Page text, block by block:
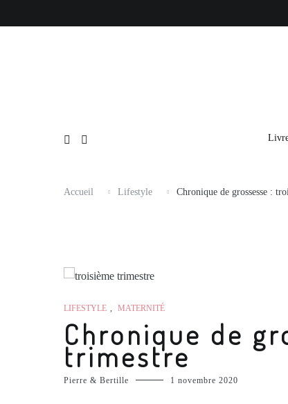
contenu
Accueil Lifestyle Chronique de grossesse :
LIFESTYLE , MATERNITÉ
Chronique de
trimestre
Pierre & Bertille 1 novembre 2020